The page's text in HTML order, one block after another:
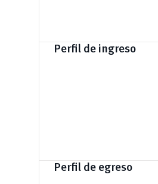
Perfil de ingreso
Perfil de egreso